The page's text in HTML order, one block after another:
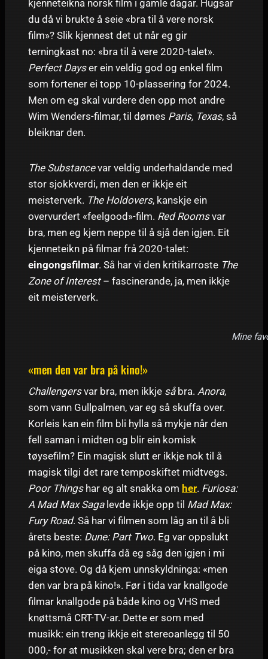
kjenneteikna norsk film i gamle dagar. Hugsar
du då vi brukte å seie «bra til å vere norsk
film»? Slik kjennest det ut når eg gir
terningkast no: «bra til å vere 2020-talet».
Perfect Dayser ein veldig god og enkel film
som fortener ei topp 10-plassering for 2024.
Men om eg skal vurdere den opp mot andre
Wim Wenders-filmar, til dømes Paris, Texas, så
bleiknar den.
The Substancevar veldig underhaldande med
stor sjokkverdi, men den er ikkje eit
meisterverk. The Holdovers, kanskje ein
overvurdert «feelgood»-film. Red Roomsvar
bra, men eg kjem neppe til å sjå den igjen. Eit
kjenneteikn på filmar frå 2020-talet:
eingongsfilmar. Så har vi den kritikarroste The
Zone of Interest– fascinerande, ja, men ikkje
eit meisterverk.
Mine
«men den var bra på kino!»
Challengersvar bra, men ikkje såbra. Anora,
som vann Gullpalmen, var eg så skuffa over.
Korleis kan ein film bli hylla så mykje når den
fell saman i midten og blir ein komisk
tøysefilm? Ein magisk slutt er ikkje nok til å
magisk tilgi det rare temposkiftet midtvegs.
Poor Thingshar eg alt snakka om her. Furiosa:
A Mad Max Sagalevde ikkje opp til Mad Max:
Fury Road. Så har vi filmen som låg an til å bli
årets beste: Dune: Part Two. Eg var oppslukt
på kino, men skuffa då eg såg den igjen i mi
eiga stove. Og då kjem unnskyldninga: «men
den var bra på kino!». Før i tida var knallgode
filmar knallgode på både kino og VHS med
knøttsmå CRT-TV-ar. Dette er som med
musikk: ein treng ikkje eit stereoanlegg til 50
000,- for at musikken skal vere bra; den er bra